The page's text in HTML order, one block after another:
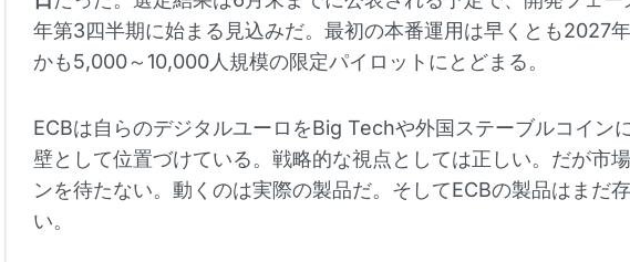
年第3四半期に始まる見込みだ。最初の本番運用は早くとも2027
かも5,000～10,000人規模の限定パイロットにとどまる。
ECBは自らのデジタルユーロをBig Techや外国ステーブルコイン
壁として位置づけている。戦略的な視点としては正しい。だが市
ンを待たない。動くのは実際の製品だ。そしてECBの製品はまだ
い。